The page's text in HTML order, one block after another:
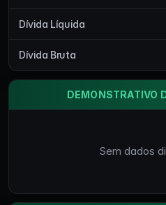
Dívida Líquida
Dívida Bruta
DEMONSTRATIVO
Sem dados